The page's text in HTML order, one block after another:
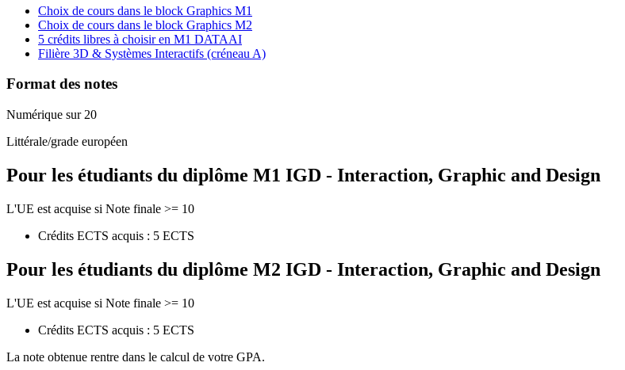
Choix de cours dans le block Graphics M1
Choix de cours dans le block Graphics M2
5 crédits libres à choisir en M1 DATAAI
Filière 3D & Systèmes Interactifs (créneau A)
Format des notes
Numérique sur 20
Littérale/grade européen
Pour les étudiants du diplôme M1 IGD - Interaction, Graphic and Design
L'UE est acquise si Note finale >= 10
Crédits ECTS acquis : 5 ECTS
Pour les étudiants du diplôme M2 IGD - Interaction, Graphic and Design
L'UE est acquise si Note finale >= 10
Crédits ECTS acquis : 5 ECTS
La note obtenue rentre dans le calcul de votre GPA.